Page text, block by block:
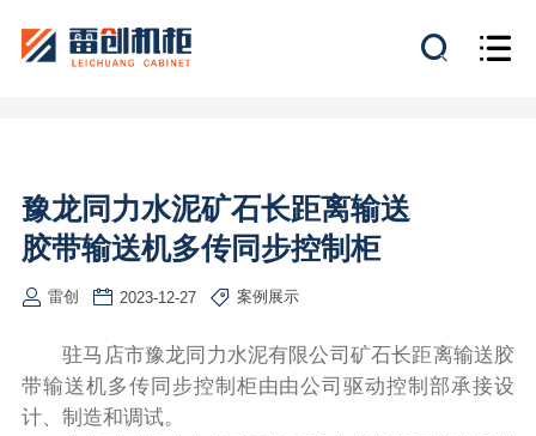
豫龙同力水泥矿石长距离输送
胶带输送机多传同步控制柜
雷创 2023-12-27 案例展示
驻马店市豫龙同力水泥有限公司矿石长距离输送胶
带输送机多传同步控制柜由由公司驱动控制部承接设
计、制造和调试。